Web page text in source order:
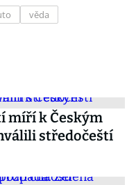
věda
míří k Českým
středočeští